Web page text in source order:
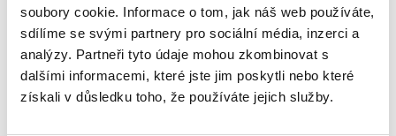
soubory cookie. Informace o tom, jak náš web používáte,
sdílíme se svými partnery pro sociální média, inzerci a
analýzy. Partneři tyto údaje mohou zkombinovat s
dalšími informacemi, které jste jim poskytli nebo které
získali v důsledku toho, že používáte jejich služby.
insolvenčního práva, na kterých se podílelo
celkem devatenáct autorů vedených Ing.
Jaroslavem Schönfeldem, Ph.D....